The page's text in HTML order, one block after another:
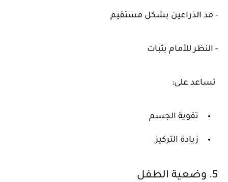
- مد الذراعين بشكل مستقيم
- النظر للأمام بثبات
تساعد على:
تقوية الجسم
زيادة التركيز
5. وضعية الطفل